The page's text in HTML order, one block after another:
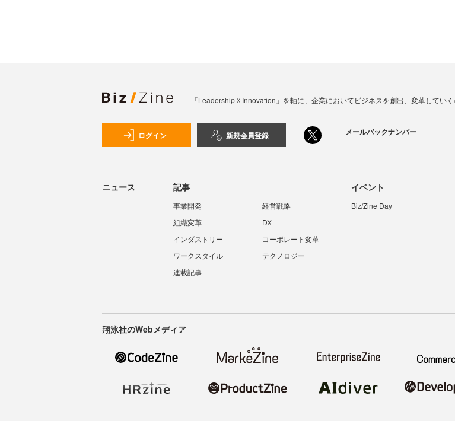
「Leadership ☓ Innovation」を軸に、企業においてビジネスを創出、変革してい
ログイン 新規会員登録 メールバックナンバー
ニュース 記事
事業開発
経営戦略
組織変革
DX
インダストリー
コーポレート変革
ワークスタイル
テクノロジー
連載記事
イベント
Biz/Zine Day
翔泳社のWebメディア